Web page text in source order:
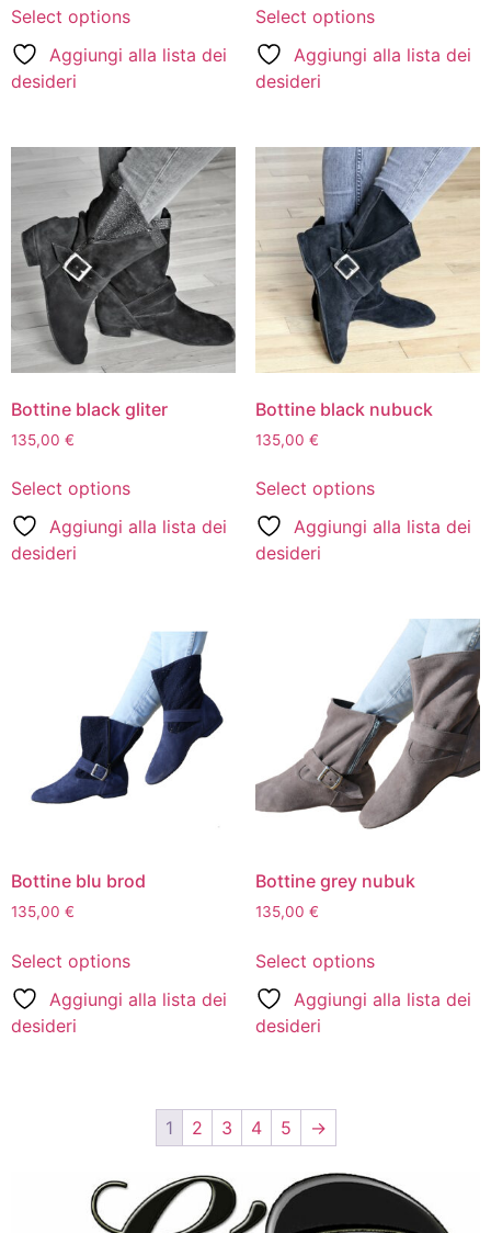
Select options
Aggiungi alla lista dei
desideri
Select options
Aggiungi alla lista dei
desideri
Bottine black gliter
135,00 €
Select options
Aggiungi alla lista dei
desideri
Bottine black nubuck
135,00 €
Select options
Aggiungi alla lista dei
desideri
Bottine blu brod
135,00 €
Select options
Aggiungi alla lista dei
desideri
Bottine grey nubuk
135,00 €
Select options
Aggiungi alla lista dei
desideri
1 2 3 4 5 →